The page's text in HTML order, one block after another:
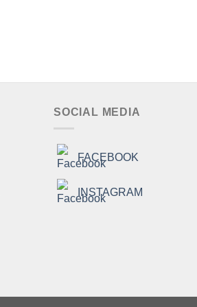
SOCIAL MEDIA
FACEBOOK
INSTAGRAM